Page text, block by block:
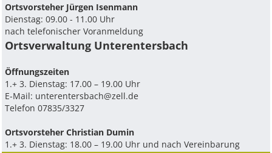
Ortsvorsteher Jürgen Isenmann
Dienstag: 09.00 - 11.00 Uhr
nach telefonischer Voranmeldung
Ortsverwaltung Unterentersbach
Ö­ffnungszeiten
1.+ 3. Dienstag: 17.00 – 19.00 Uhr
E-Mail: unterentersbach@zell.de
Telefon 07835/3327
Ortsvorsteher Christian Dumin
1.+ 3. Dienstag: 18.00 – 19.00 Uhr und nach Vereinbarung